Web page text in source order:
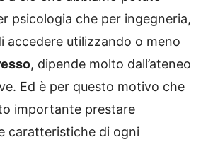
psicologia che per ingegneria,
accedere utilizzando o meno
, dipende molto dall’ateneo
Ed è per questo motivo che
importante prestare
caratteristiche di ogni